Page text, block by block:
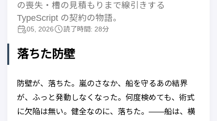
の喪失・槽の見積もりまで線引きする
TypeScript の契約の物語。
05, 2026 読了時間: 28分
落ちた防壁
防壁が、落ちた。嵐のさなか、船を守るあの結界
が、ふっと発動しなくなった。何度検めても、術式
に欠陥は無い。健全なのに、落ちた。——船は、横